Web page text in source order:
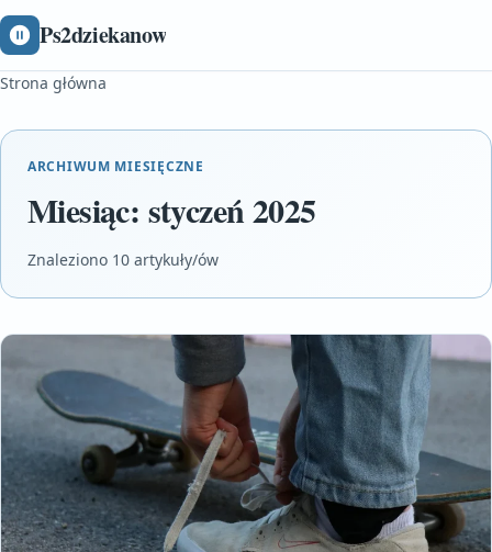
Ps2dziekanow
Strona główna
ARCHIWUM MIESIĘCZNE
Miesiąc: styczeń 2025
Znaleziono 10 artykuły/ów